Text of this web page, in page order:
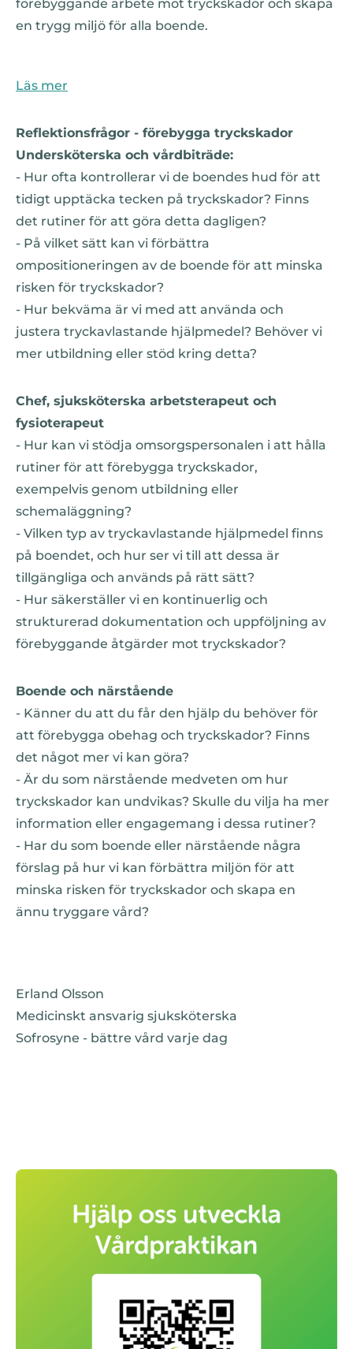
förebyggande arbete mot tryckskador och skapa
en trygg miljö för alla boende.
Läs mer
Reflektionsfrågor - förebygga tryckskador
Undersköterska och vårdbiträde:
- Hur ofta kontrollerar vi de boendes hud för att
tidigt upptäcka tecken på tryckskador? Finns
det rutiner för att göra detta dagligen?
- På vilket sätt kan vi förbättra
ompositioneringen av de boende för att minska
risken för tryckskador?
- Hur bekväma är vi med att använda och
justera tryckavlastande hjälpmedel? Behöver vi
mer utbildning eller stöd kring detta?
Chef, sjuksköterska arbetsterapeut och
fysioterapeut
- Hur kan vi stödja omsorgspersonalen i att hålla
rutiner för att förebygga tryckskador,
exempelvis genom utbildning eller
schemaläggning?
- Vilken typ av tryckavlastande hjälpmedel finns
på boendet, och hur ser vi till att dessa är
tillgängliga och används på rätt sätt?
- Hur säkerställer vi en kontinuerlig och
strukturerad dokumentation och uppföljning av
förebyggande åtgärder mot tryckskador?
Boende och närstående
- Känner du att du får den hjälp du behöver för
att förebygga obehag och tryckskador? Finns
det något mer vi kan göra?
- Är du som närstående medveten om hur
tryckskador kan undvikas? Skulle du vilja ha mer
information eller engagemang i dessa rutiner?
- Har du som boende eller närstående några
förslag på hur vi kan förbättra miljön för att
minska risken för tryckskador och skapa en
ännu tryggare vård?
Erland Olsson
Medicinskt ansvarig sjuksköterska
Sofrosyne - bättre vård varje dag